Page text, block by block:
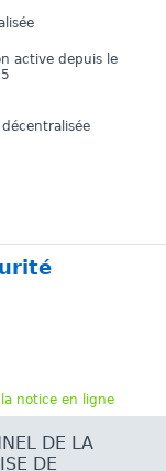
active depuis le
décentralisée
notice en ligne
DE LA
DE